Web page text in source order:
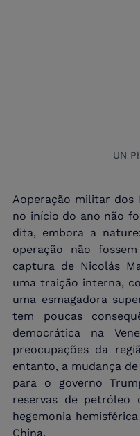
UN
Aoperação militar dos
no início do ano não
dita, embora a
operação não
captura de Nicolás
uma traição interna,
uma esmagadora
tem poucas
democrática na
preocupações da
entanto, a mudança
para o governo
reservas de petróleo
hegemonia
China.